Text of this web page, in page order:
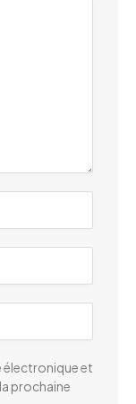
électronique et
prochaine